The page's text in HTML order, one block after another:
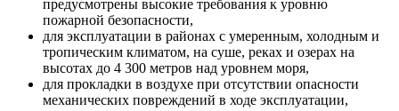
предусмотрены высокие требования к уровню
пожарной безопасности,
для эксплуатации в районах с умеренным, холодным и
тропическим климатом, на суше, реках и озерах на
высотах до 4 300 метров над уровнем моря,
для прокладки в воздухе при отсутствии опасности
механических повреждений в ходе эксплуатации,